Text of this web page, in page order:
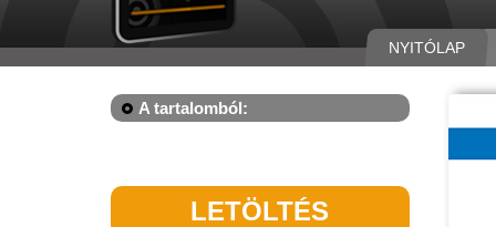
NYITÓLAP
A tartalomból:
LETÖLTÉS